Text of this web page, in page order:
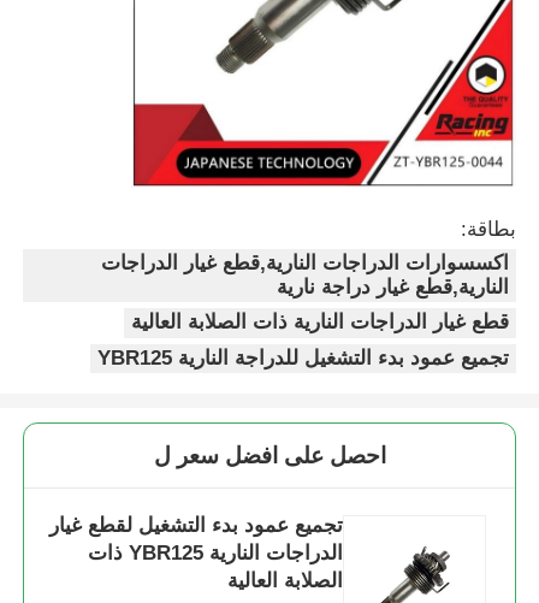
حول بنا
بطاقة:
اكسسوارات الدراجات النارية,قطع غيار الدراجات
النارية,قطع غيار دراجة نارية
قطع غيار الدراجات النارية ذات الصلابة العالية
تجميع عمود بدء التشغيل للدراجة النارية YBR125
احصل على افضل سعر ل
تجميع عمود بدء التشغيل لقطع غيار
الدراجات النارية YBR125 ذات
الصلابة العالية